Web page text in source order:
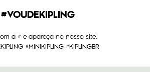
#VOUDEKIPLING
a # e apareça no nosso site.
#MINIKIPLING #KIPLINGBR